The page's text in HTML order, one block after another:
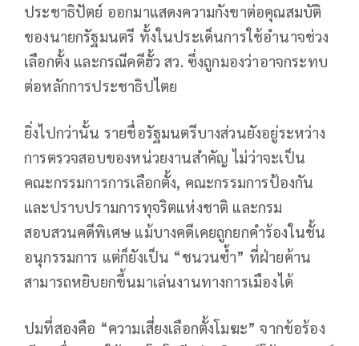
ประชาธิปัตย์ ออกมาแสดงความกังขาต่อคุณสมบัติ
ของนายกรัฐมนตรี ทั้งในประเด็นการใช้อำนาจช่วง
เลือกตั้ง และกรณีคดีฮั้ว สว. ซึ่งถูกมองว่าอาจกระทบ
ต่อหลักการประชาธิปไตย
ยิ่งไปกว่านั้น รายชื่อรัฐมนตรีบางส่วนยังอยู่ระหว่าง
การตรวจสอบของหน่วยงานสำคัญ ไม่ว่าจะเป็น
คณะกรรมการการเลือกตั้ง, คณะกรรมการป้องกัน
และปราบปรามการทุจริตแห่งชาติ และกรม
สอบสวนคดีพิเศษ แม้บางคดีเคยถูกยกคำร้องในชั้น
อนุกรรมการ แต่ก็ยังเป็น “ชนวนซ้ำ” ที่ฝ่ายค้าน
สามารถหยิบยกขึ้นมาเล่นงานทางการเมืองได้
ปมที่สองคือ “ความเสี่ยงเลือกตั้งโมฆะ” จากข้อร้อง